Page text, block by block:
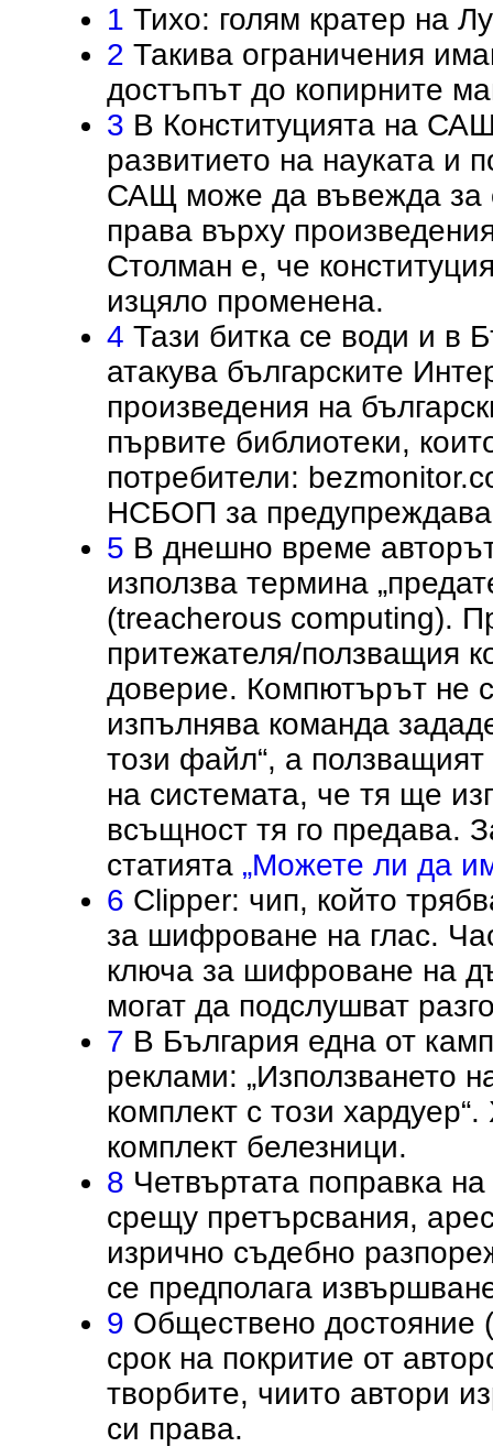
1 Тихо: голям кратер на
2 Такива ограничения
достъпът до копирните
3 В Конституцията на
развитието на науката и
САЩ може да въвежда за
права върху
Столман е, че
изцяло променена.
4 Тази битка се води и в
атакува българските
произведения на
първите библиотеки,
потребители:
НСБОП за
5 В днешно време
използва термина
(treacherous computing).
притежателя/ползващия
доверие. Компютърът не
изпълнява команда
този файл“, а
на системата, че тя ще
всъщност тя го предава.
статията „Можете ли да
6 Clipper: чип, който
за шифроване на глас.
ключа за шифроване на
могат да подслушват
7 В България една от
реклами: „Използването
комплект с този
комплект белезници.
8 Четвъртата поправка
срещу претърсвания,
изрично съдебно
се предполага
9 Обществено достояние
срок на покритие от
творбите, чиито автори
си права.